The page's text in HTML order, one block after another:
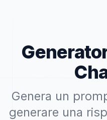
Genera un
generare una